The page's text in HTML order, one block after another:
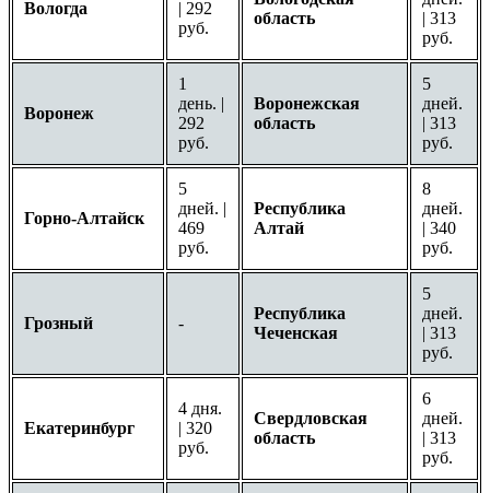
Вологда
| 292
руб.
область
| 313
руб.
Воронеж
1
день. |
292
руб.
Воронежская
область
5
дней.
| 313
руб.
Горно-Алтайск
5
дней. |
469
руб.
Республика
Алтай
8
дней.
| 340
руб.
Грозный -
Республика
Чеченская
5
дней.
| 313
руб.
Екатеринбург
4 дня.
| 320
руб.
Свердловская
область
6
дней.
| 313
руб.